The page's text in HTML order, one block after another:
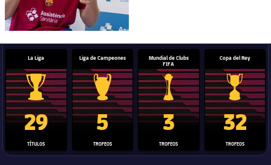
La Liga
Trofeo de La Liga
29
TÍTULOS
Liga de Campeones
Trofeo de la Liga de Campeones
5
TROFEOS
Mundial de Clubs
FIFA
Trofeo del Mundial de
3
TROFEOS
Copa del Rey
Copa del
32
TROFEOS